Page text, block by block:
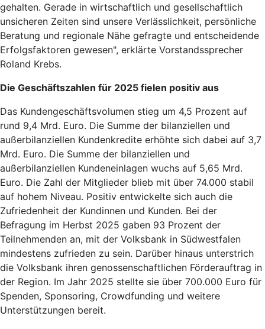
gehalten. Gerade in wirtschaftlich und gesellschaftlich
unsicheren Zeiten sind unsere Verlässlichkeit, persönliche
Beratung und regionale Nähe gefragte und entscheidende
Erfolgsfaktoren gewesen", erklärte Vorstandssprecher
Roland Krebs.
Die Geschäftszahlen für 2025 fielen positiv aus
Das Kundengeschäftsvolumen stieg um 4,5 Prozent auf
rund 9,4 Mrd. Euro. Die Summe der bilanziellen und
außerbilanziellen Kundenkredite erhöhte sich dabei auf 3,7
Mrd. Euro. Die Summe der bilanziellen und
außerbilanziellen Kundeneinlagen wuchs auf 5,65 Mrd.
Euro. Die Zahl der Mitglieder blieb mit über 74.000 stabil
auf hohem Niveau. Positiv entwickelte sich auch die
Zufriedenheit der Kundinnen und Kunden. Bei der
Befragung im Herbst 2025 gaben 93 Prozent der
Teilnehmenden an, mit der Volksbank in Südwestfalen
mindestens zufrieden zu sein. Darüber hinaus unterstrich
die Volksbank ihren genossenschaftlichen Förderauftrag in
der Region. Im Jahr 2025 stellte sie über 700.000 Euro für
Spenden, Sponsoring, Crowdfunding und weitere
Unterstützungen bereit.